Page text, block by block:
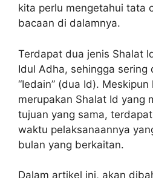
kita perlu mengetahui tata
bacaan di dalamnya.
Terdapat dua jenis Shalat
Idul Adha, sehingga sering
“Iedain” (dua Id). Meskipun
merupakan Shalat Id yang
tujuan yang sama,
waktu pelaksanaannya
bulan yang berkaitan.
Dalam artikel ini, akan